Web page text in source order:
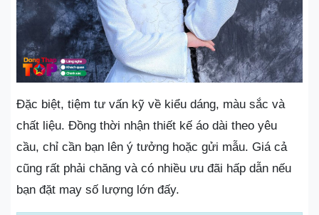
Đặc biệt, tiệm tư vấn kỹ về kiểu dáng, màu sắc và
chất liệu. Đồng thời nhận thiết kế áo dài theo yêu
cầu, chỉ cần bạn lên ý tưởng hoặc gửi mẫu. Giá cả
cũng rất phải chăng và có nhiều ưu đãi hấp dẫn nếu
bạn đặt may số lượng lớn đấy.